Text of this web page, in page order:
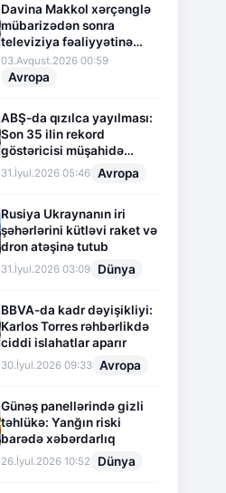
Davina Makkol xərçənglə
mübarizədən sonra
televiziya fəaliyyətinə
fasilə verir
03.Avqust.2026 00:59
Avropa
ABŞ-da qızılca yayılması:
Son 35 ilin rekord
göstəricisi müşahidə
olunur
31.İyul.2026 05:46 Avropa
Rusiya Ukraynanın iri
şəhərlərini kütləvi raket və
dron atəşinə tutub
31.İyul.2026 03:09 Dünya
BBVA-da kadr dəyişikliyi:
Karlos Torres rəhbərlikdə
ciddi islahatlar aparır
30.İyul.2026 09:33 Avropa
Günəş panellərində gizli
təhlükə: Yanğın riski
barədə xəbərdarlıq
26.İyul.2026 10:52 Dünya